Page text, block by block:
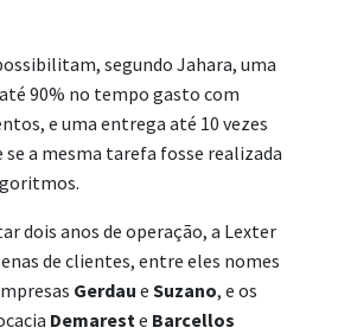
segundo Jahara, uma
90% no tempo gasto com
e uma entrega até 10 vezes
se a mesma tarefa fosse realizada
dois anos de operação, a Lexter
de clientes, entre eles nomes
Gerdau e Suzano, e os
Demareste Barcellos